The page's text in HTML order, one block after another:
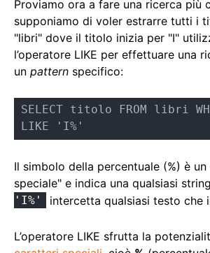
Proviamo ora a fare una ricerca più
supponiamo di voler estrarre tutti i
"libri" dove il titolo inizia per "I"
l’operatore LIKE per effettuare una
un pattern specifico:
SELECT titolo FROM libri
LIKE 'I%'
Il simbolo della percentuale (%) è
speciale" e indica una qualsiasi
'I%'
intercetta qualsiasi testo che
L’operatore LIKE sfrutta la